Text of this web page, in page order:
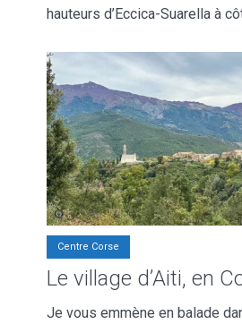
hauteurs d’Eccica-Suarella à
Centre Corse
Le village d’Aiti, en
Je vous emmène en balade